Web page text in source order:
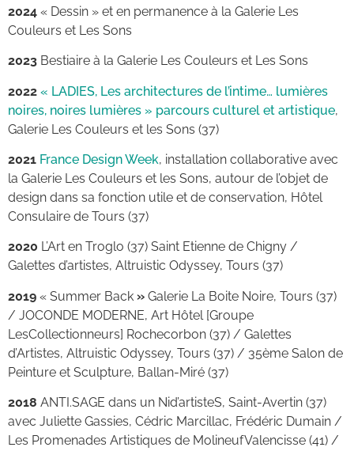
2024 « Dessin » et en permanence à la Galerie Les
Couleurs et Les Sons
2023 Bestiaire à la Galerie Les Couleurs et Les Sons
2022 « LADIES, Les architectures de l’intime… lumières
noires, noires lumières » parcours culturel et artistique,
Galerie Les Couleurs et les Sons (37)
2021 France Design Week, installation collaborative avec
la Galerie Les Couleurs et les Sons, autour de l’objet de
design dans sa fonction utile et de conservation, Hôtel
Consulaire de Tours (37)
2020 L’Art en Troglo (37) Saint Etienne de Chigny /
Galettes d’artistes, Altruistic Odyssey, Tours (37)
2019 « Summer Back » Galerie La Boite Noire, Tours (37)
/ JOCONDE MODERNE, Art Hôtel [Groupe
LesCollectionneurs] Rochecorbon (37) / Galettes
d’Artistes, Altruistic Odyssey, Tours (37) / 35ème Salon de
Peinture et Sculpture, Ballan-Miré (37)
2018 ANTI.SAGE dans un Nid’artisteS, Saint-Avertin (37)
avec Juliette Gassies, Cédric Marcillac, Frédéric Dumain /
Les Promenades Artistiques de MolineufValencisse (41) /